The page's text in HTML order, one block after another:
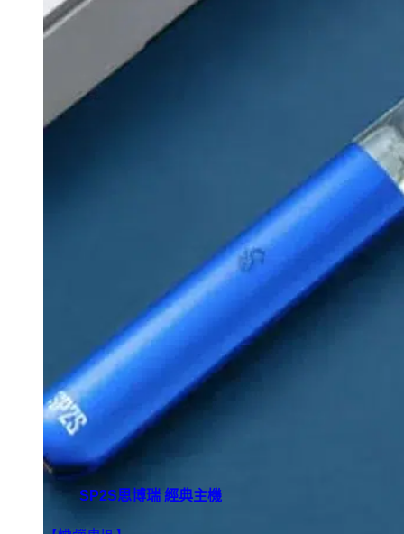
SP2S思博瑞 經典主機